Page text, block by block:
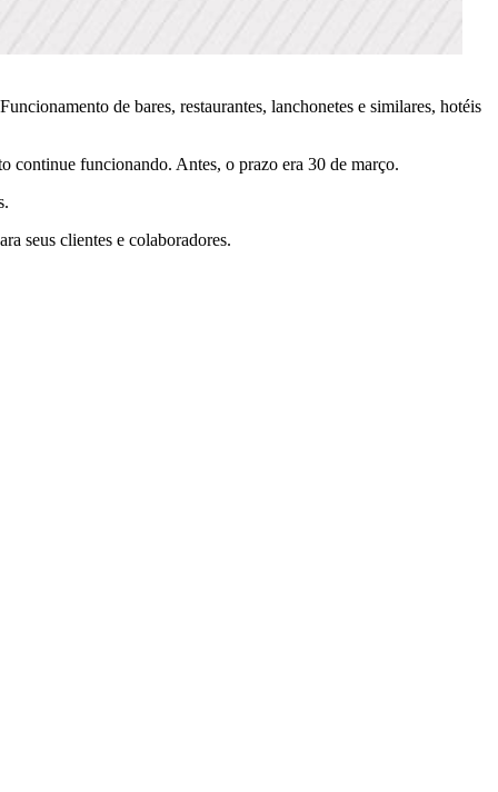
de bares, restaurantes, lanchonetes e similares, hotéis
continue funcionando. Antes, o prazo era 30 de março.
seus clientes e colaboradores.